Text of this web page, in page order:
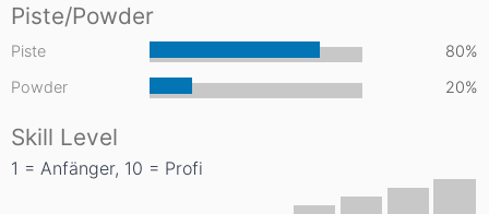
Piste/Powder
Piste
80%
Powder
20%
Skill Level
1 = Anfänger, 10 = Profi